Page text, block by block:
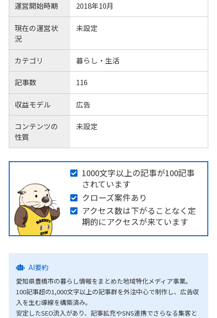
運営開始時期 2018年10月
現在の運営状
況
未設定
カテゴリ 暮らし・生活
記事数 116
収益モデル 広告
コンテンツの
性質
未設定
1000文字以上の記事が100記事
されています
クローズ案件あり
アクセス数は下がることなく定
期的にアクセスが来ています
AI要約
愛知県豊橋市の暮らし情報をまとめた地域特化メディア事業。
100記事超の1,000文字以上の記事群を外注中心で制作し、広告収
入を生む導線を構築済み。
安定したSEO流入があり、記事拡充やSNS連携でさらなる集客と